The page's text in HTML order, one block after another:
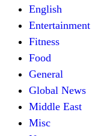
English
Entertainment
Fitness
Food
General
Global News
Middle East
Misc